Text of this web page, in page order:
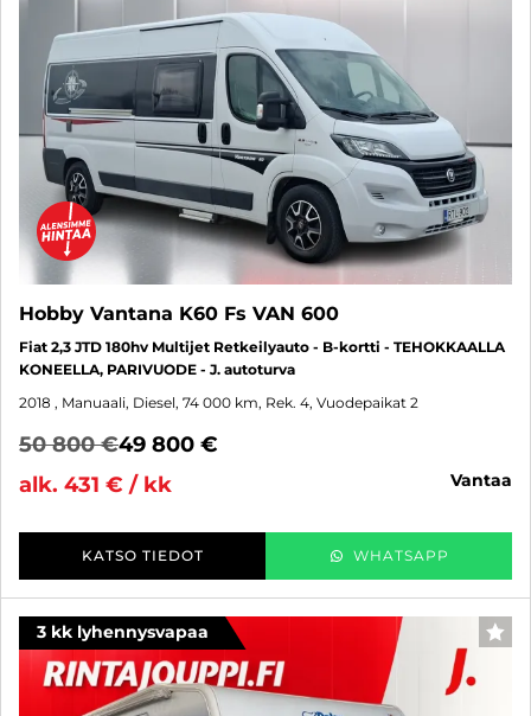
Hobby Vantana K60 Fs VAN 600
Fiat 2,3 JTD 180hv Multijet Retkeilyauto - B-kortti - TEHOKKAALLA
KONEELLA, PARIVUODE - J. autoturva
2018 , Manuaali, Diesel, 74 000 km, Rek. 4, Vuodepaikat 2
50 800 €49 800 €
alk. 431 € / kk
vantaa
KATSO TIEDOT WHATSAPP
3 kk lyhennysvapaa